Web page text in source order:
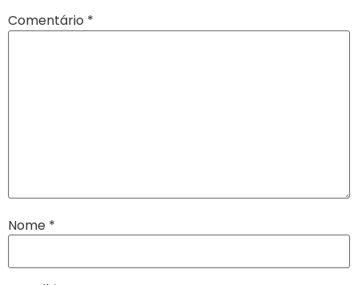
Comentário *
Nome *